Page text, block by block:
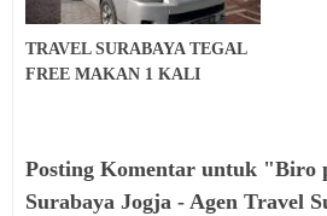
TRAVEL SURABAYA TEGAL
FREE MAKAN 1 KALI
Posting Komentar untuk "Biro
Surabaya Jogja - Agen Travel